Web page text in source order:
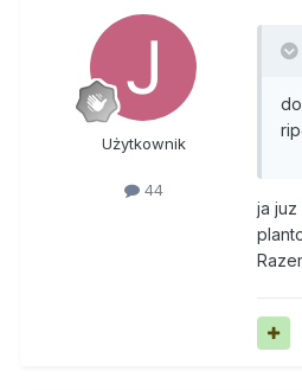
Użytkownik
44
ja juz